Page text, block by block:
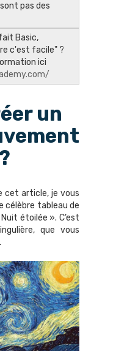
pas des
Basic,
c'est facile" ?
ici
un
cet article, je vous
célèbre tableau de
étoilée ». C’est
que vous